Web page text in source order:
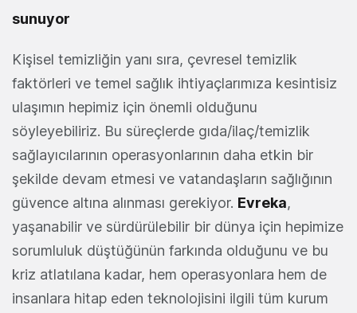
sunuyor
Kişisel temizliğin yanı sıra, çevresel temizlik
faktörleri ve temel sağlık ihtiyaçlarımıza kesintisiz
ulaşımın hepimiz için önemli olduğunu
söyleyebiliriz. Bu süreçlerde gıda/ilaç/temizlik
sağlayıcılarının operasyonlarının daha etkin bir
şekilde devam etmesi ve vatandaşların sağlığının
güvence altına alınması gerekiyor. Evreka,
yaşanabilir ve sürdürülebilir bir dünya için hepimize
sorumluluk düştüğünün farkında olduğunu ve bu
kriz atlatılana kadar, hem operasyonlara hem de
insanlara hitap eden teknolojisini ilgili tüm kurum